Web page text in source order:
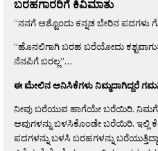
ಬರಹಗಾರರಿಗೆ ಕಿವಿಮಾತು
“ನನಗೆ ಅಶ್ಟೊಂದು ಕನ್ನಡ ಬೇರಿನ ಪದಗಳು
“ಹೊನಲಿಗಾಗಿ ಬರಹ ಬರೆಯೋದು
ನೆನಪಿಗೆ ಬರಲ್ಲ”…
ಈ ಮೇಲಿನ ಅನಿಸಿಕೆಗಳು ನಿಮ್ಮದಾಗಿದ್ದರೆ
ನೀವು ಬರೆಯುವ ಹಾಗೆಯೇ ಬರೆಯಿರಿ.
ಅವುಗಳನ್ನು ಬಳಸಿಕೊಂಡೇ ಬರೆಯಿರಿ. ಇಲ್ಲಿ
ಪದಗಳನ್ನು ಬಳಸಿ ಬರಹಗಳನ್ನು